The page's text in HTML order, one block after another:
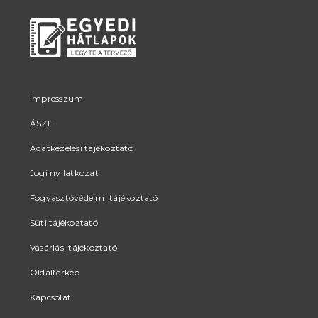
Impresszum
ÁSZF
Adatkezelési tájékoztató
Jogi nyilatkozat
Fogyasztóvédelmi tájékoztató
Süti tájékoztató
Vásárlási tájékoztató
Oldaltérkép
Kapcsolat